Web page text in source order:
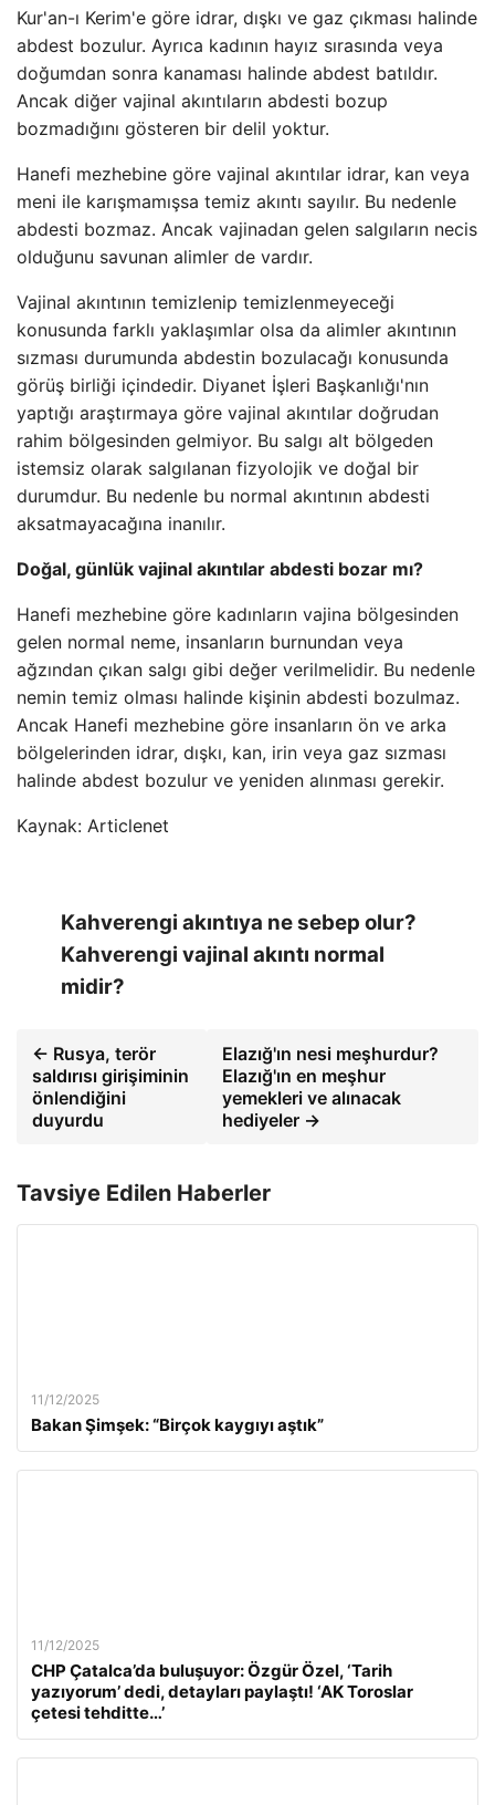
Kur'an-ı Kerim'e göre idrar, dışkı ve gaz çıkması halinde
abdest bozulur. Ayrıca kadının hayız sırasında veya
doğumdan sonra kanaması halinde abdest batıldır.
Ancak diğer vajinal akıntıların abdesti bozup
bozmadığını gösteren bir delil yoktur.
Hanefi mezhebine göre vajinal akıntılar idrar, kan veya
meni ile karışmamışsa temiz akıntı sayılır. Bu nedenle
abdesti bozmaz. Ancak vajinadan gelen salgıların necis
olduğunu savunan alimler de vardır.
Vajinal akıntının temizlenip temizlenmeyeceği
konusunda farklı yaklaşımlar olsa da alimler akıntının
sızması durumunda abdestin bozulacağı konusunda
görüş birliği içindedir. Diyanet İşleri Başkanlığı'nın
yaptığı araştırmaya göre vajinal akıntılar doğrudan
rahim bölgesinden gelmiyor. Bu salgı alt bölgeden
istemsiz olarak salgılanan fizyolojik ve doğal bir
durumdur. Bu nedenle bu normal akıntının abdesti
aksatmayacağına inanılır.
Doğal, günlük vajinal akıntılar abdesti bozar mı?
Hanefi mezhebine göre kadınların vajina bölgesinden
gelen normal neme, insanların burnundan veya
ağzından çıkan salgı gibi değer verilmelidir. Bu nedenle
nemin temiz olması halinde kişinin abdesti bozulmaz.
Ancak Hanefi mezhebine göre insanların ön ve arka
bölgelerinden idrar, dışkı, kan, irin veya gaz sızması
halinde abdest bozulur ve yeniden alınması gerekir.
Kaynak: Articlenet
Kahverengi akıntıya ne sebep olur?
Kahverengi vajinal akıntı normal
midir?
← Rusya, terör
saldırısı girişiminin
önlendiğini
duyurdu
Elazığ'ın nesi meşhurdur?
Elazığ'ın en meşhur
yemekleri ve alınacak
hediyeler →
Tavsiye Edilen Haberler
11/12/2025
Bakan Şimşek: “Birçok kaygıyı aştık”
11/12/2025
CHP Çatalca’da buluşuyor: Özgür Özel, ‘Tarih
yazıyorum’ dedi, detayları paylaştı! ‘AK Toroslar
çetesi tehditte…’